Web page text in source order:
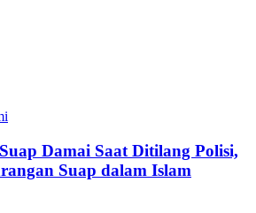
Damai Saat Ditilang Polisi,
Suap dalam Islam